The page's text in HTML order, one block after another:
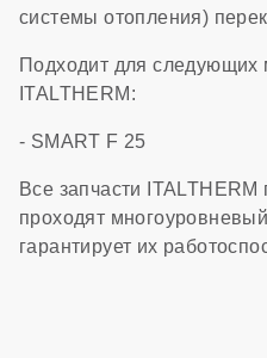
системы отопления)
Подходит для следующих
ITALTHERM:
- SMART F 25
Все запчасти ITALTHERM
проходят
гарантирует их